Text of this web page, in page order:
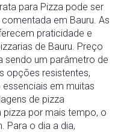
para Pizza pode ser
em Bauru. As
praticidade e
de Bauru. Preço
sendo um parâmetro de
opções resistentes,
em muitas
de pizza
por mais tempo, o
Para o dia a dia,